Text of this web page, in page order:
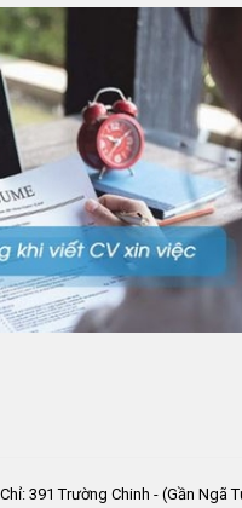
391 Trường Chinh - (Gần Ngã